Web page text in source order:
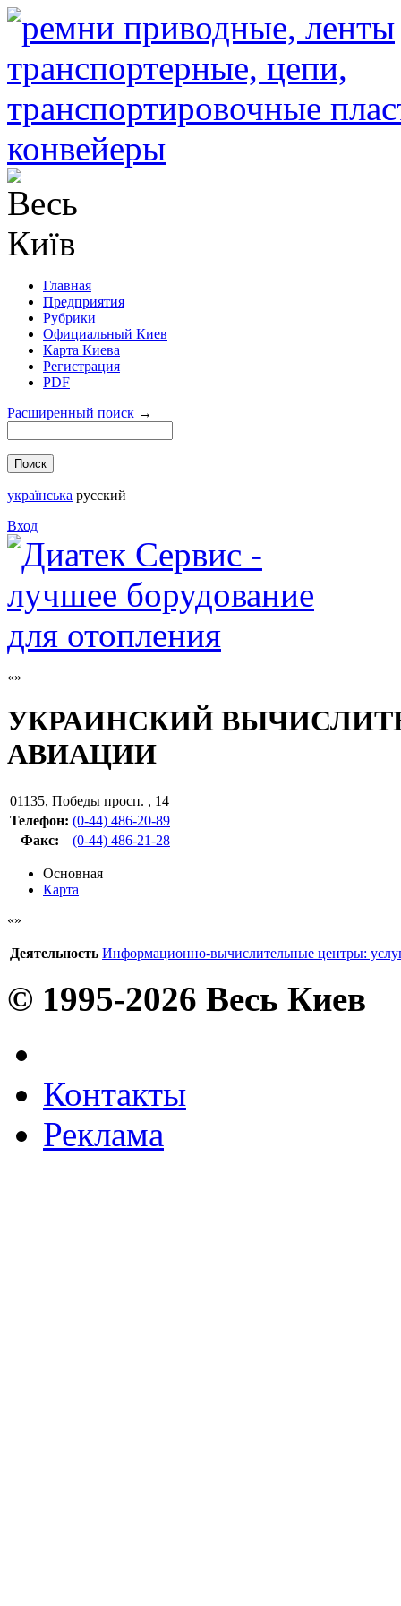
Главная
Предприятия
Рубрики
Официальный Киев
Карта Киева
Регистрация
PDF
Расширенный поиск →
українська русский
Вход
УКРАИНСКИЙ
АВИАЦИИ
01135, Победы просп. , 14
Телефон: (0-44) 486-20-89
Факс: (0-44) 486-21-28
Основная
Карта
Деятельность Информационно-вычислительные центры:
© 1995-2026 Весь Киев
Контакты
Реклама